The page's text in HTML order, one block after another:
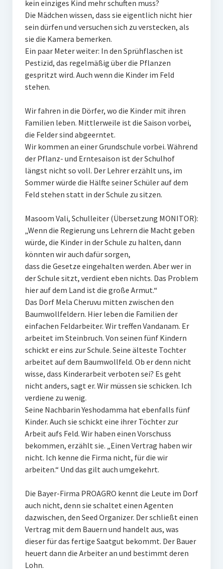
kein einziges Kind mehr schuften muss?
Die Mädchen wissen, dass sie eigentlich nicht hier
sein dürfen und versuchen sich zu verstecken, als
sie die Kamera bemerken.
Ein paar Meter weiter: In den Sprühflaschen ist
Pestizid, das regelmäßig über die Pflanzen
gespritzt wird. Auch wenn die Kinder im Feld
stehen.
Wir fahren in die Dörfer, wo die Kinder mit ihren
Familien leben. Mittlerweile ist die Saison vorbei,
die Felder sind abgeerntet.
Wir kommen an einer Grundschule vorbei. Während
der Pflanz- und Erntesaison ist der Schulhof
längst nicht so voll. Der Lehrer erzählt uns, im
Sommer würde die Hälfte seiner Schüler auf dem
Feld stehen statt in der Schule zu sitzen.
Masoom Vali, Schulleiter (Übersetzung MONITOR):
„Wenn die Regierung uns Lehrern die Macht geben
würde, die Kinder in der Schule zu halten, dann
könnten wir auch dafür sorgen,
dass die Gesetze eingehalten werden. Aber wer in
der Schule sitzt, verdient eben nichts. Das Problem
hier auf dem Land ist die große Armut.“
Das Dorf Mela Cheruvu mitten zwischen den
Baumwollfeldern. Hier leben die Familien der
einfachen Feldarbeiter. Wir treffen Vandanam. Er
arbeitet im Steinbruch. Von seinen fünf Kindern
schickt er eins zur Schule. Seine älteste Tochter
arbeitet auf dem Baumwollfeld. Ob er denn nicht
wisse, dass Kinderarbeit verboten sei? Es geht
nicht anders, sagt er. Wir müssen sie schicken. Ich
verdiene zu wenig.
Seine Nachbarin Yeshodamma hat ebenfalls fünf
Kinder. Auch sie schickt eine ihrer Töchter zur
Arbeit aufs Feld. Wir haben einen Vorschuss
bekommen, erzählt sie. „Einen Vertrag haben wir
nicht. Ich kenne die Firma nicht, für die wir
arbeiten.“ Und das gilt auch umgekehrt.
Die Bayer-Firma PROAGRO kennt die Leute im Dorf
auch nicht, denn sie schaltet einen Agenten
dazwischen, den Seed Organizer. Der schließt einen
Vertrag mit dem Bauern und handelt aus, was
dieser für das fertige Saatgut bekommt. Der Bauer
heuert dann die Arbeiter an und bestimmt deren
Lohn.